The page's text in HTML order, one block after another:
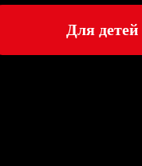
Для детей